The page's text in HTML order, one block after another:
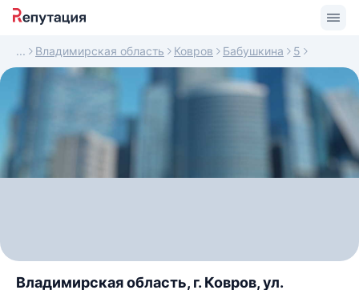
Владимирская область Ковров Бабушкина 5
Владимирская область, г. Ковров, ул.